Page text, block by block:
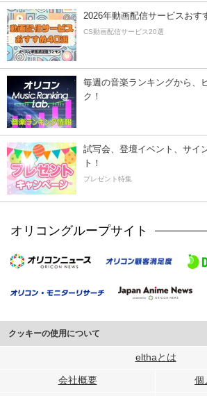
2026年動画配信サービスおす
CS動画配信サービス20選
毎週の音楽ランキングから、
ク！
試写会、登壇イベント、サイ
ト！
プレゼント特集
オリコングループサイト
クッキーの使用について
このサイトでは Cookie を使用して、ユーザーに合
行っています。
elthaとは
会社概要 個